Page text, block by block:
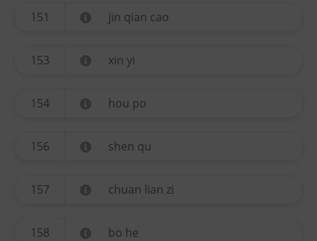
151 jin qian cao
153 xin yi
154 hou po
156 shen qu
157 chuan lian zi
158 bo he